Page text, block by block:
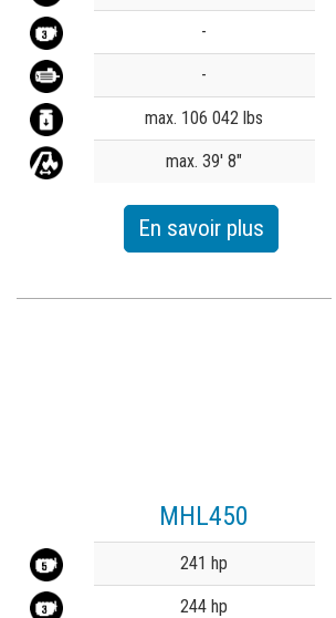
-
-
max. 106 042 lbs
max. 39' 8"
En savoir plus
MHL450
241 hp
244 hp